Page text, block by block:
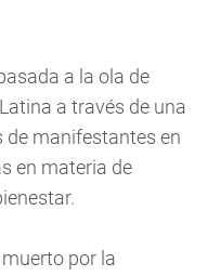
a la ola de
a través de una
de manifestantes en
en materia de
por la